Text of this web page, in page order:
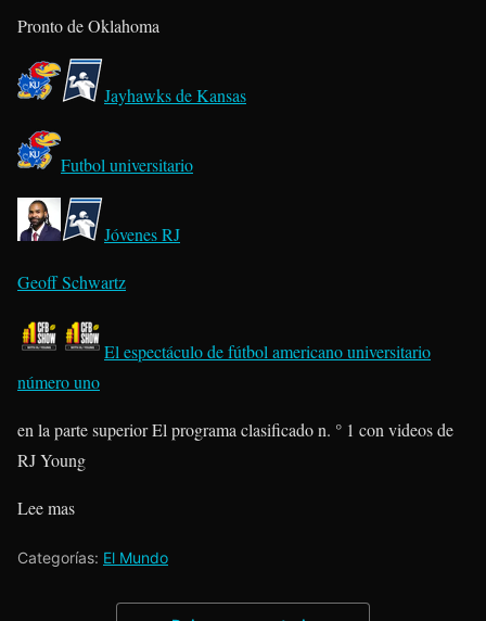
Pronto de Oklahoma
Jayhawks de Kansas
Futbol universitario
Jóvenes RJ
Geoff Schwartz
El espectáculo de fútbol americano universitario
número uno
en la parte superior El programa clasificado n. ° 1 con videos de
RJ Young
Lee mas
Categorías: El Mundo